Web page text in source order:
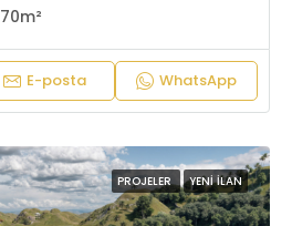
70m²
E-posta WhatsApp
PROJELER YENI İLAN